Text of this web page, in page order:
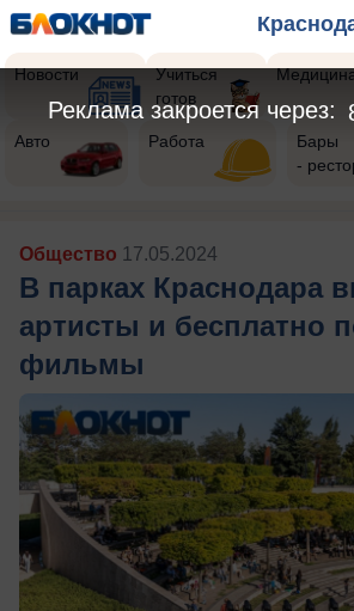
Новости
Учиться
готов
Авто Работа
Бары
-
Общество 17.05.2024
В парках Краснодара
артисты и бесплатно
фильмы
Реклама закроется через: